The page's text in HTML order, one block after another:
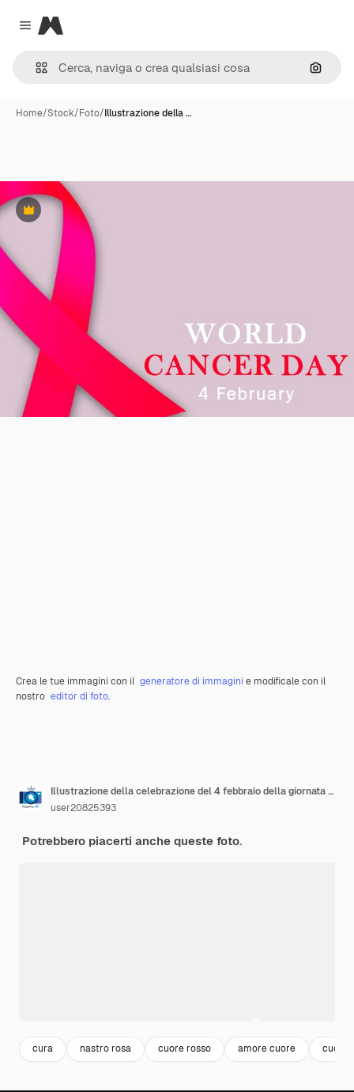
Close menu
Magnific
Cerca
Home/Stock/Foto/Illustrazione della …
Premium
Crea le tue immagini con il generatore di immagini e modificale con il
nostro editor di foto.
Illustrazione della celebrazione del 4 febbraio della giornata mondiale della lotta contro il cancro
user20825393
Potrebbero piacerti anche queste foto.
cura nastro rosa cuore rosso amore cuore cuori